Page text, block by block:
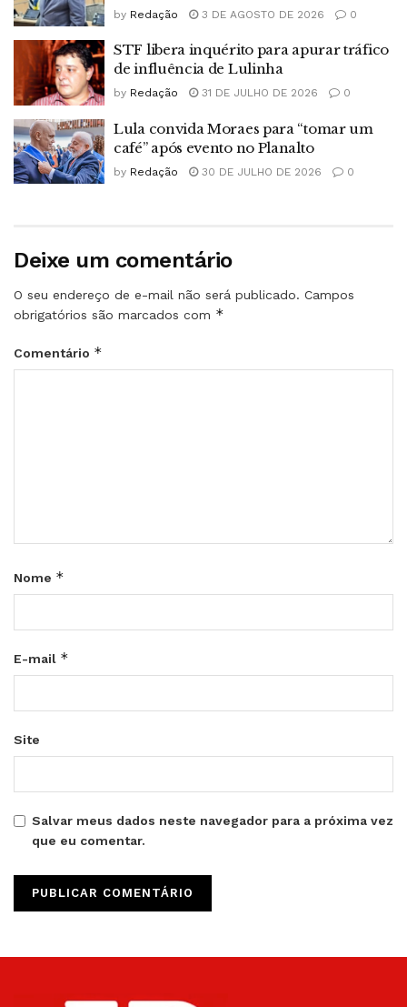
by Redação 3 DE AGOSTO DE 2026 0
STF libera inquérito para apurar tráfico
de influência de Lulinha
by Redação 31 DE JULHO DE 2026 0
Lula convida Moraes para “tomar um
café” após evento no Planalto
by Redação 30 DE JULHO DE 2026 0
Deixe um comentário
O seu endereço de e-mail não será publicado. Campos
obrigatórios são marcados com *
Comentário *
Nome *
E-mail *
Site
Salvar meus dados neste navegador para a próxima vez
que eu comentar.